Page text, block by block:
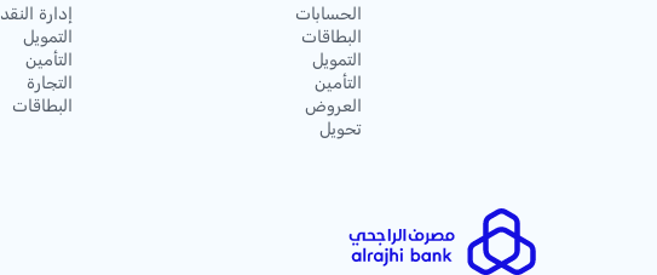
الحسابات
البطاقات
التمويل
التأمين
العروض
تحويل
إدارة النقد
التمويل
التأمين
التجارة
البطاقات